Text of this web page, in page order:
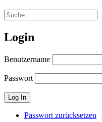
Login
Benutzername
Passwort
Passwort zurücksetzen